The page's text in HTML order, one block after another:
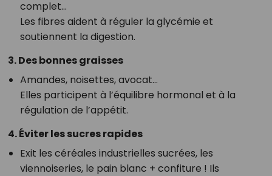
complet…
Les fibres aident à réguler la glycémie et
soutiennent la digestion.
3. Des bonnes graisses
Amandes, noisettes, avocat…
Elles participent à l’équilibre hormonal et à la
régulation de l’appétit.
4. Éviter les sucres rapides
Exit les céréales industrielles sucrées, les
viennoiseries, le pain blanc + confiture ! Ils